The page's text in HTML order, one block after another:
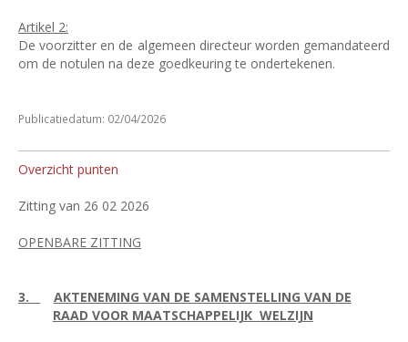
Artikel 2:
De voorzitter en de algemeen directeur worden gemandateerd
om de notulen na deze goedkeuring te ondertekenen.
Publicatiedatum: 02/04/2026
Overzicht punten
Zitting van 26 02 2026
OPENBARE ZITTING
3.
AKTENEMING VAN DE SAMENSTELLING VAN DE
RAAD VOOR MAATSCHAPPELIJK WELZIJN